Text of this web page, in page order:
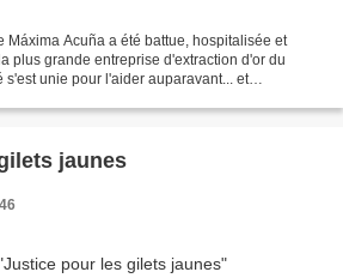
Máxima Acuña a été battue, hospitalisée et
plus grande entreprise d'extraction d'or du
s'est unie pour l'aider auparavant... et
jaunes